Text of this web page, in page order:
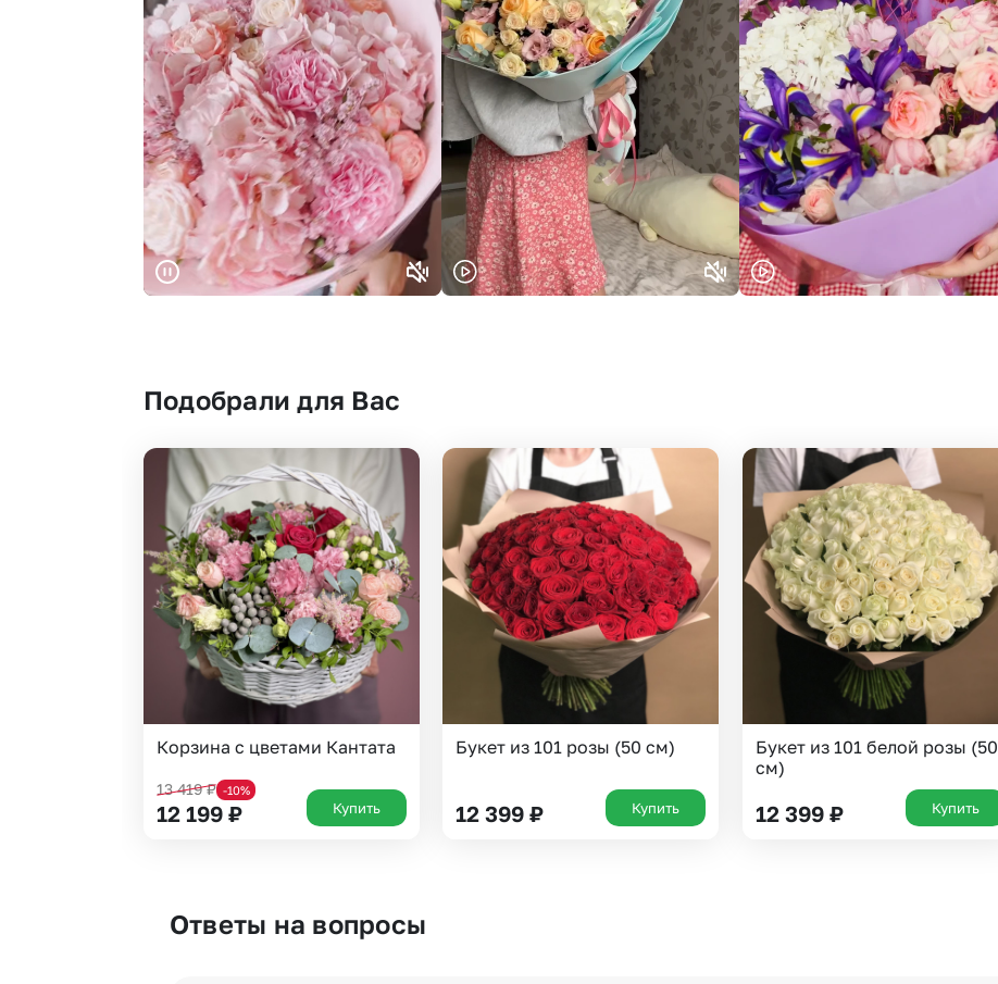
Москва и МО
Санкт-Петербург
Нижний Новгород
Самара
Казань
Уфа
Челябинск
Екатеринбург
Новосибирск
Омск
Волгоград
Воронеж
Подобрали для Вас
Корзина с цветами Кантата
13 419₽ -10%
12 199 ₽ Купить
Букет из 101 розы (50 см)
12 399₽ Купить
Букет из 101 белой розы (50
см)
12 399 ₽ Купить
Ответы на вопросы